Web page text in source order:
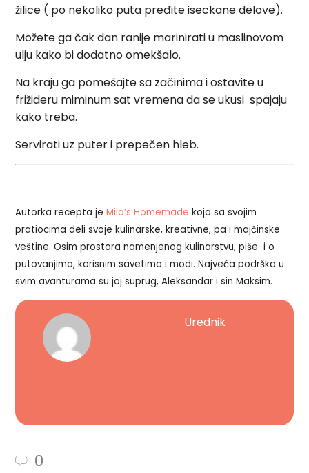
žilice ( po nekoliko puta pređite iseckane delove).
Možete ga čak dan ranije marinirati u maslinovom
ulju kako bi dodatno omekšalo.
Na kraju ga pomešajte sa začinima i ostavite u
frižideru miminum sat vremena da se ukusi spajaju
kako treba.
Servirati uz puter i prepečen hleb.
Autorka recepta jeMila’s Homemade koja sa svojim
pratiocima deli svoje kulinarske, kreativne, pa i majčinske
veštine. Osim prostora namenjenog kulinarstvu, piše i o
putovanjima, korisnim savetima i modi. Najveća podrška u
svim avanturama su joj suprug, Aleksandar i sin Maksim.
Urednik
0